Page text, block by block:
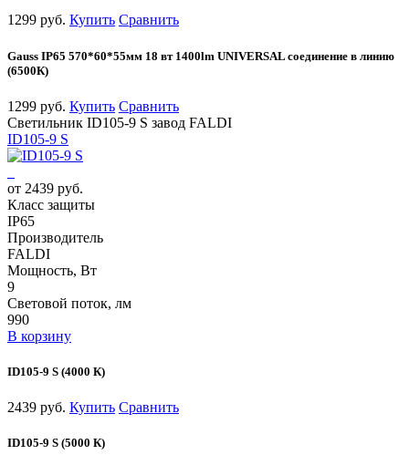
1299 руб. Купить Сравнить
Gauss IP65 570*60*55мм 18 вт 1400lm UNIVERSAL соединение в линию
(6500К)
1299 руб. Купить Сравнить
Светильник ID105-9 S завод FALDI
ID105-9 S
от 2439 руб.
Класс защиты
IP65
Производитель
FALDI
Мощность, Вт
9
Световой поток, лм
990
В корзину
ID105-9 S (4000 К)
2439 руб. Купить Сравнить
ID105-9 S (5000 К)